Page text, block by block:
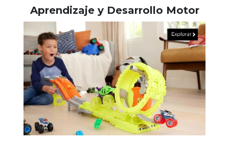
Aprendizaje y Desarrollo Motor